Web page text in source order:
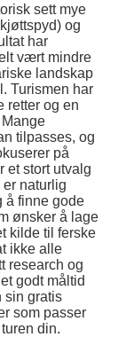
sett mye
og
har
vært mindre
landskap
Turismen har
retter og en
tilpasses, og
på
et stort utvalg
naturlig
å finne gode
ønsker å lage
kilde til ferske
ikke alle
research og
godt måltid
sin gratis
som passer
din.